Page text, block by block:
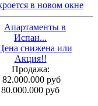
Продажа:
82.000.000 руб
80.000.000 руб